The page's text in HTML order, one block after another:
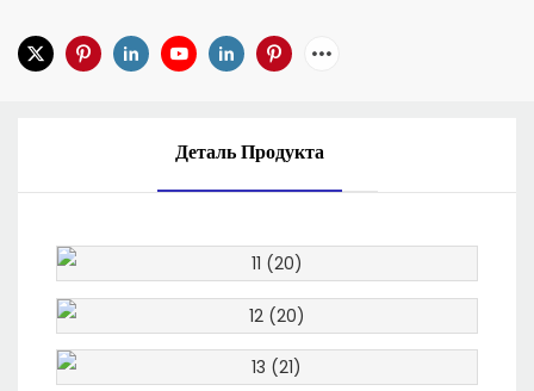
Деталь Продукта